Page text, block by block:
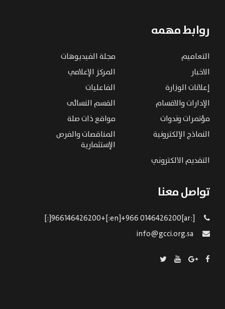
روابط مهمه
التعاميم
مجلة الفيديوهات
الاخبار
المركز الإعلامي
إعلانات الوزارة
الفاعليات
الإدارات والاقسام
القسم النسائى
مؤتمرات وندوات
مواقع ذات صلة
النماذج الإلكترونية
المناقصات والفرص
الإستثمارية
التقديم الالكتروني
تواصل معنا
[:ar]966146426200+[:en]+966 0146426200[:]